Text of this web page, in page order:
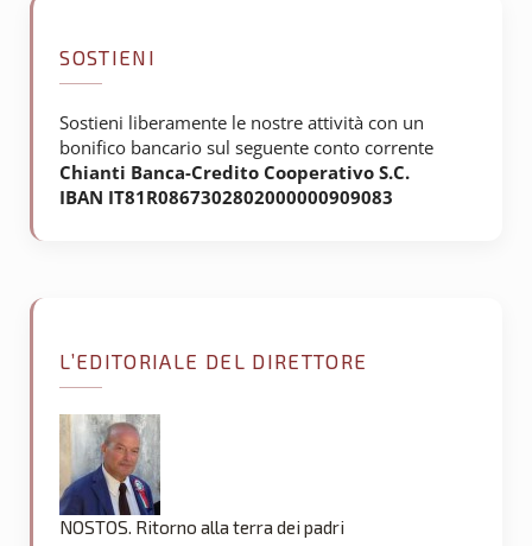
SOSTIENI
Sostieni liberamente le nostre attività con un
bonifico bancario sul seguente conto corrente
Chianti Banca-Credito Cooperativo S.C.
IBAN IT81R0867302802000000909083
L’EDITORIALE DEL DIRETTORE
NOSTOS. Ritorno alla terra dei padri